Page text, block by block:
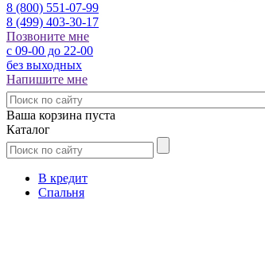
8 (800) 551-07-99
8 (499) 403-30-17
Позвоните мне
с 09-00 до 22-00
без выходных
Напишите мне
Ваша корзина пуста
Каталог
В кредит
Спальня